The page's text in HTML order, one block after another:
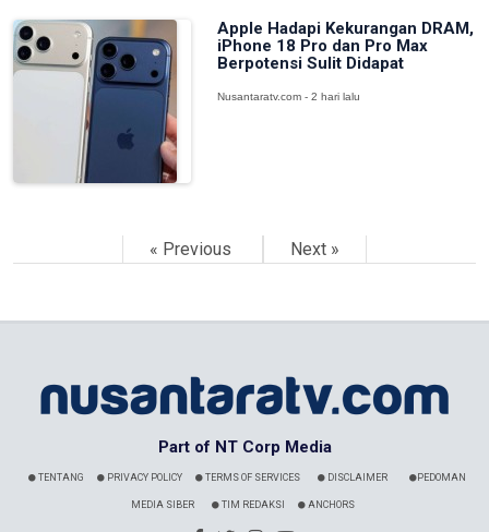
Apple Hadapi Kekurangan DRAM,
iPhone 18 Pro dan Pro Max
Berpotensi Sulit Didapat
Nusantaratv.com - 2 hari lalu
« Previous Next »
Part of NT Corp Media
TENTANG PRIVACY POLICY TERMS OF SERVICES DISCLAIMER PEDOMAN
MEDIA SIBER TIM REDAKSI ANCHORS